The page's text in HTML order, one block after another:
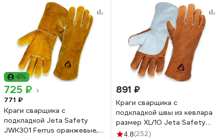
-6%
725 ₽
771 ₽
Краги сварщика с
подкладкой Jeta Safety
JWK301 Ferrus оранжевые,
891 ₽
Краги сварщика с
подкладкой швы из кевлара
размер XL/10 Jeta Safety
JWK401-XL
4.8(252)